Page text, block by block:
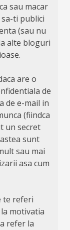
sau macar
ti publici
(sau nu
alte bloguri
are o
de
de e-mail in
(fiindca
un secret
sunt
sau mai
asa cum
te referi
motivatia
refer la